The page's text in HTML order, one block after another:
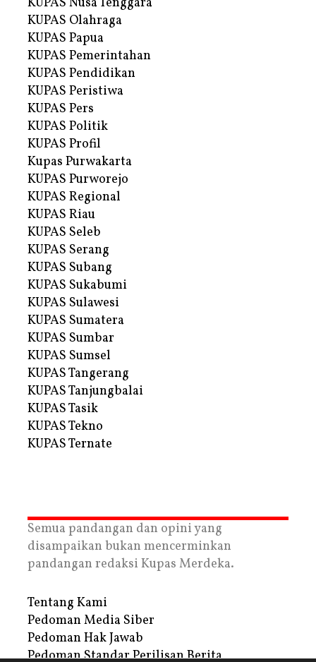
KUPAS Olahraga
KUPAS Papua
KUPAS Pemerintahan
KUPAS Pendidikan
KUPAS Peristiwa
KUPAS Pers
KUPAS Politik
KUPAS Profil
Kupas Purwakarta
KUPAS Purworejo
KUPAS Regional
KUPAS Riau
KUPAS Seleb
KUPAS Serang
KUPAS Subang
KUPAS Sukabumi
KUPAS Sulawesi
KUPAS Sumatera
KUPAS Sumbar
KUPAS Sumsel
KUPAS Tangerang
KUPAS Tanjungbalai
KUPAS Tasik
KUPAS Tekno
KUPAS Ternate
Semua pandangan dan opini yang
disampaikan bukan mencerminkan
pandangan redaksi Kupas Merdeka.
Tentang Kami
Pedoman Media Siber
Pedoman Hak Jawab
Pedoman Standar Perilisan Berita